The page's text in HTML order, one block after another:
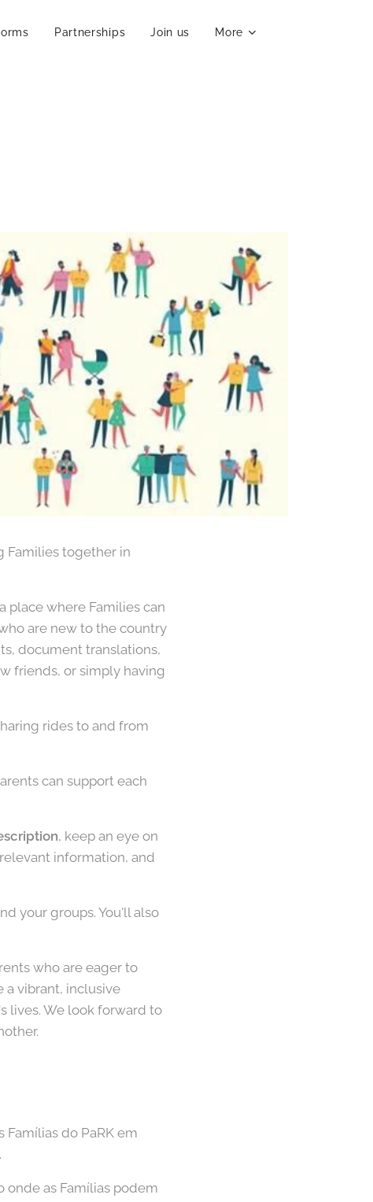
Partnerships Join us More
Families together in
place where Families can
are new to the country
document translations,
friends, or simply having
rides to and from
can support each
, keep an eye on
information, and
your groups. You'll also
who are eager to
a vibrant, inclusive
lives. We look forward to
Famílias do PaRK em
onde as Famílias podem